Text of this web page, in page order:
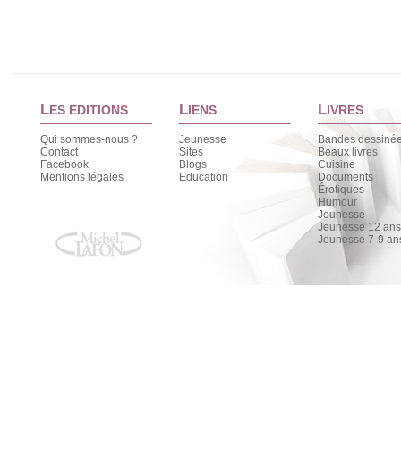
LES EDITIONS
Qui sommes-nous ?
Contact
Facebook
Mentions légales
LIENS
Jeunesse
Sites
Blogs
Education
LIVRES
Bandes
Beaux livres
Cuisine
Documents
Érotiques
Humour
Jeunesse
Jeunesse 12
Jeunesse 7-9